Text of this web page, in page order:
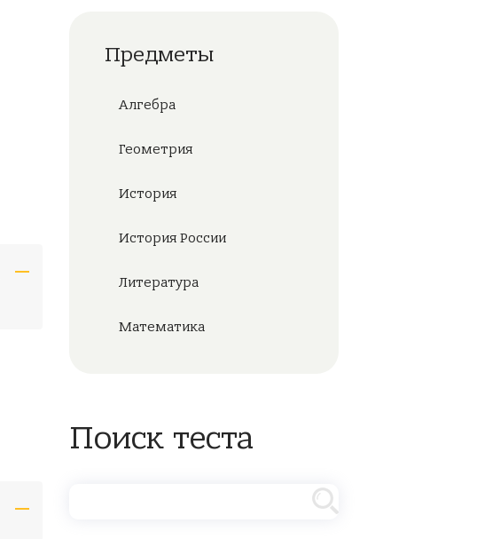
Предметы
Алгебра
Геометрия
История
История России
Литература
Математика
Поиск теста